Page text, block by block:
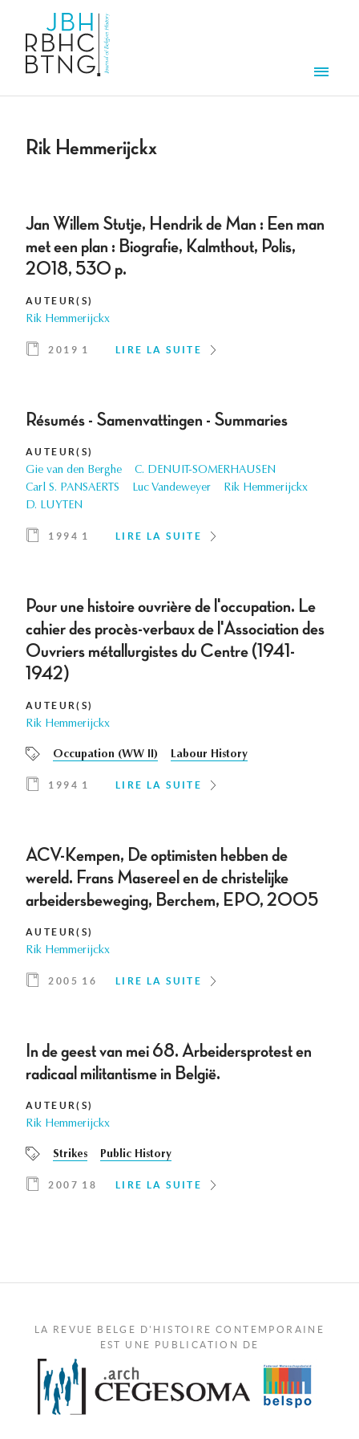
Rik Hemmerijckx
Jan Willem Stutje, Hendrik de Man : Een man
met een plan : Biografie, Kalmthout, Polis,
2018, 530 p.
AUTEUR(S)
Rik Hemmerijckx
2019 1 LIRE LA SUITE
Résumés - Samenvattingen - Summaries
AUTEUR(S)
Gie van den Berghe
C. DENUIT-SOMERHAUSEN
Carl S. PANSAERTS
Luc Vandeweyer
Rik Hemmerijckx
D. LUYTEN
1994 1 LIRE LA SUITE
Pour une histoire ouvrière de l'occupation. Le
cahier des procès-verbaux de l'Association des
Ouvriers métallurgistes du Centre (1941-
1942)
AUTEUR(S)
Rik Hemmerijckx
Occupation (WW II) Labour History
1994 1 LIRE LA SUITE
ACV-Kempen, De optimisten hebben de
wereld. Frans Masereel en de christelijke
arbeidersbeweging, Berchem, EPO, 2005
AUTEUR(S)
Rik Hemmerijckx
2005 16 LIRE LA SUITE
In de geest van mei 68. Arbeidersprotest en
radicaal militantisme in België.
AUTEUR(S)
Rik Hemmerijckx
Strikes Public History
2007 18 LIRE LA SUITE
LA REVUE BELGE D'HISTOIRE CONTEMPORAINE
EST UNE PUBLICATION DE